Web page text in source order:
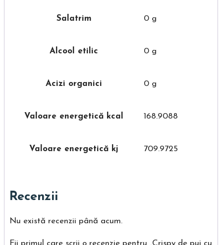
Salatrim 0 g
Alcool etilic 0 g
Acizi organici 0 g
Valoare energetică kcal 168.9088
Valoare energetică kj 709.9725
Recenzii
Nu există recenzii până acum.